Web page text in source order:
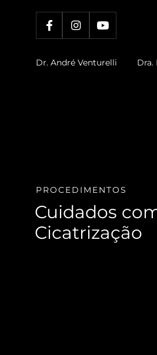
Dr. André Venturelli Dra.
PROCEDIMENTOS
Cuidados
Cicatrização